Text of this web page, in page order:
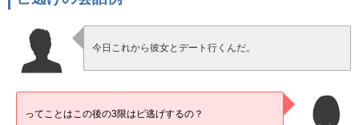
今日これから彼女とデート行くんだ。
ってことはこの後の3限はピ逃げするの？